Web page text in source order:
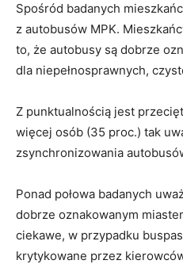
Spośród badanych
z autobusów MPK.
to, że autobusy są dobrze
dla niepełnosprawnych,
Z punktualnością jest
więcej osób (35 proc.) tak
zsynchronizowania
Ponad połowa badanych
dobrze oznakowanym
ciekawe, w przypadku
krytykowane przez